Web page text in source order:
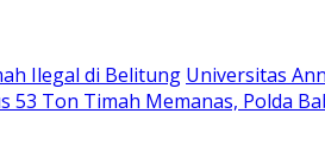
Ilegal di Belitung Universitas
53 Ton Timah Memanas, Polda